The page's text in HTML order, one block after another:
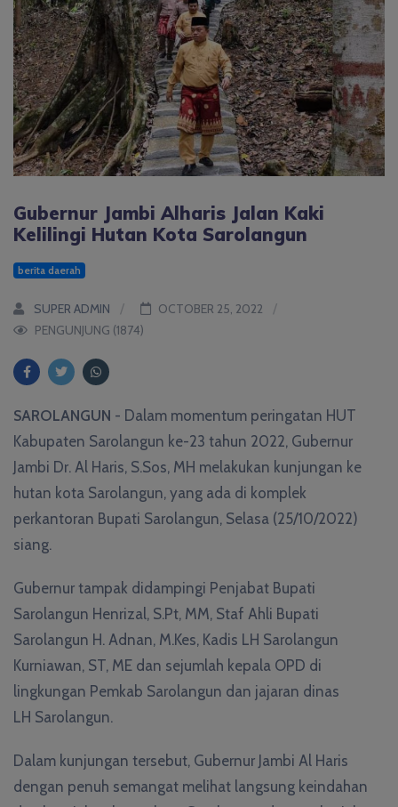
Gubernur Jambi Alharis Jalan Kaki
Kelilingi Hutan Kota Sarolangun
berita daerah
SUPER ADMIN
OCTOBER 25, 2022
PENGUNJUNG (1874)
SAROLANGUN - Dalam momentum peringatan HUT
Kabupaten Sarolangun ke-23 tahun 2022, Gubernur
Jambi Dr. Al Haris, S.Sos, MH melakukan kunjungan ke
hutan kota Sarolangun, yang ada di komplek
perkantoran Bupati Sarolangun, Selasa (25/10/2022)
siang.
Gubernur tampak didampingi Penjabat Bupati
Sarolangun Henrizal, S.Pt, MM, Staf Ahli Bupati
Sarolangun H. Adnan, M.Kes, Kadis LH Sarolangun
Kurniawan, ST, ME dan sejumlah kepala OPD di
lingkungan Pemkab Sarolangun dan jajaran dinas
LH Sarolangun.
Dalam kunjungan tersebut, Gubernur Jambi Al Haris
dengan penuh semangat melihat langsung keindahan